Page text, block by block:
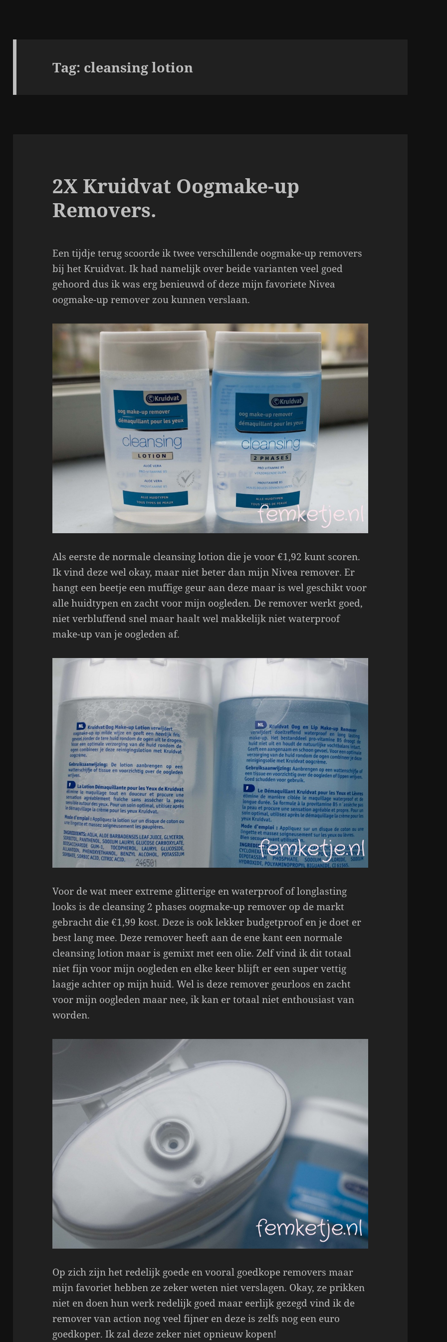
Tag: cleansing lotion
2X Kruidvat Oogmake-up
Removers.
Een tijdje terug scoorde ik twee verschillende oogmake-up removers
bij het Kruidvat. Ik had namelijk over beide varianten veel goed
gehoord dus ik was erg benieuwd of deze mijn favoriete Nivea
oogmake-up remover zou kunnen verslaan.
Als eerste de normale cleansing lotion die je voor €1,92 kunt scoren.
Ik vind deze wel okay, maar niet beter dan mijn Nivea remover. Er
hangt een beetje een muffige geur aan deze maar is wel geschikt voor
alle huidtypen en zacht voor mijn oogleden. De remover werkt goed,
niet verbluffend snel maar haalt wel makkelijk niet waterproof
make-up van je oogleden af.
Voor de wat meer extreme glitterige en waterproof of longlasting
looks is de cleansing 2 phases oogmake-up remover op de markt
gebracht die €1,99 kost. Deze is ook lekker budgetproof en je doet er
best lang mee. Deze remover heeft aan de ene kant een normale
cleansing lotion maar is gemixt met een olie. Zelf vind ik dit totaal
niet fijn voor mijn oogleden en elke keer blijft er een super vettig
laagje achter op mijn huid. Wel is deze remover geurloos en zacht
voor mijn oogleden maar nee, ik kan er totaal niet enthousiast van
worden.
Op zich zijn het redelijk goede en vooral goedkope removers maar
mijn favoriet hebben ze zeker weten niet verslagen. Okay, ze prikken
niet en doen hun werk redelijk goed maar eerlijk gezegd vind ik de
remover van action nog veel fijner en deze is zelfs nog een euro
goedkoper. Ik zal deze zeker niet opnieuw kopen!